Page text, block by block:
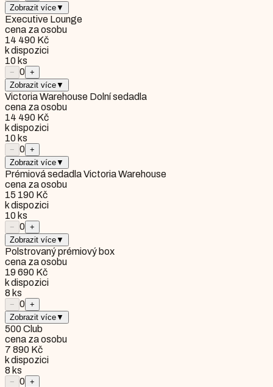
Zobrazit více▼
Executive Lounge
cena za osobu
14 490 Kč
k dispozici
10 ks
− 0 +
Zobrazit více▼
Victoria Warehouse Dolní sedadla
cena za osobu
14 490 Kč
k dispozici
10 ks
− 0 +
Zobrazit více▼
Prémiová sedadla Victoria Warehouse
cena za osobu
15 190 Kč
k dispozici
10 ks
− 0 +
Zobrazit více▼
Polstrovaný prémiový box
cena za osobu
19 690 Kč
k dispozici
8 ks
− 0 +
Zobrazit více▼
500 Club
cena za osobu
7 890 Kč
k dispozici
8 ks
− 0 +